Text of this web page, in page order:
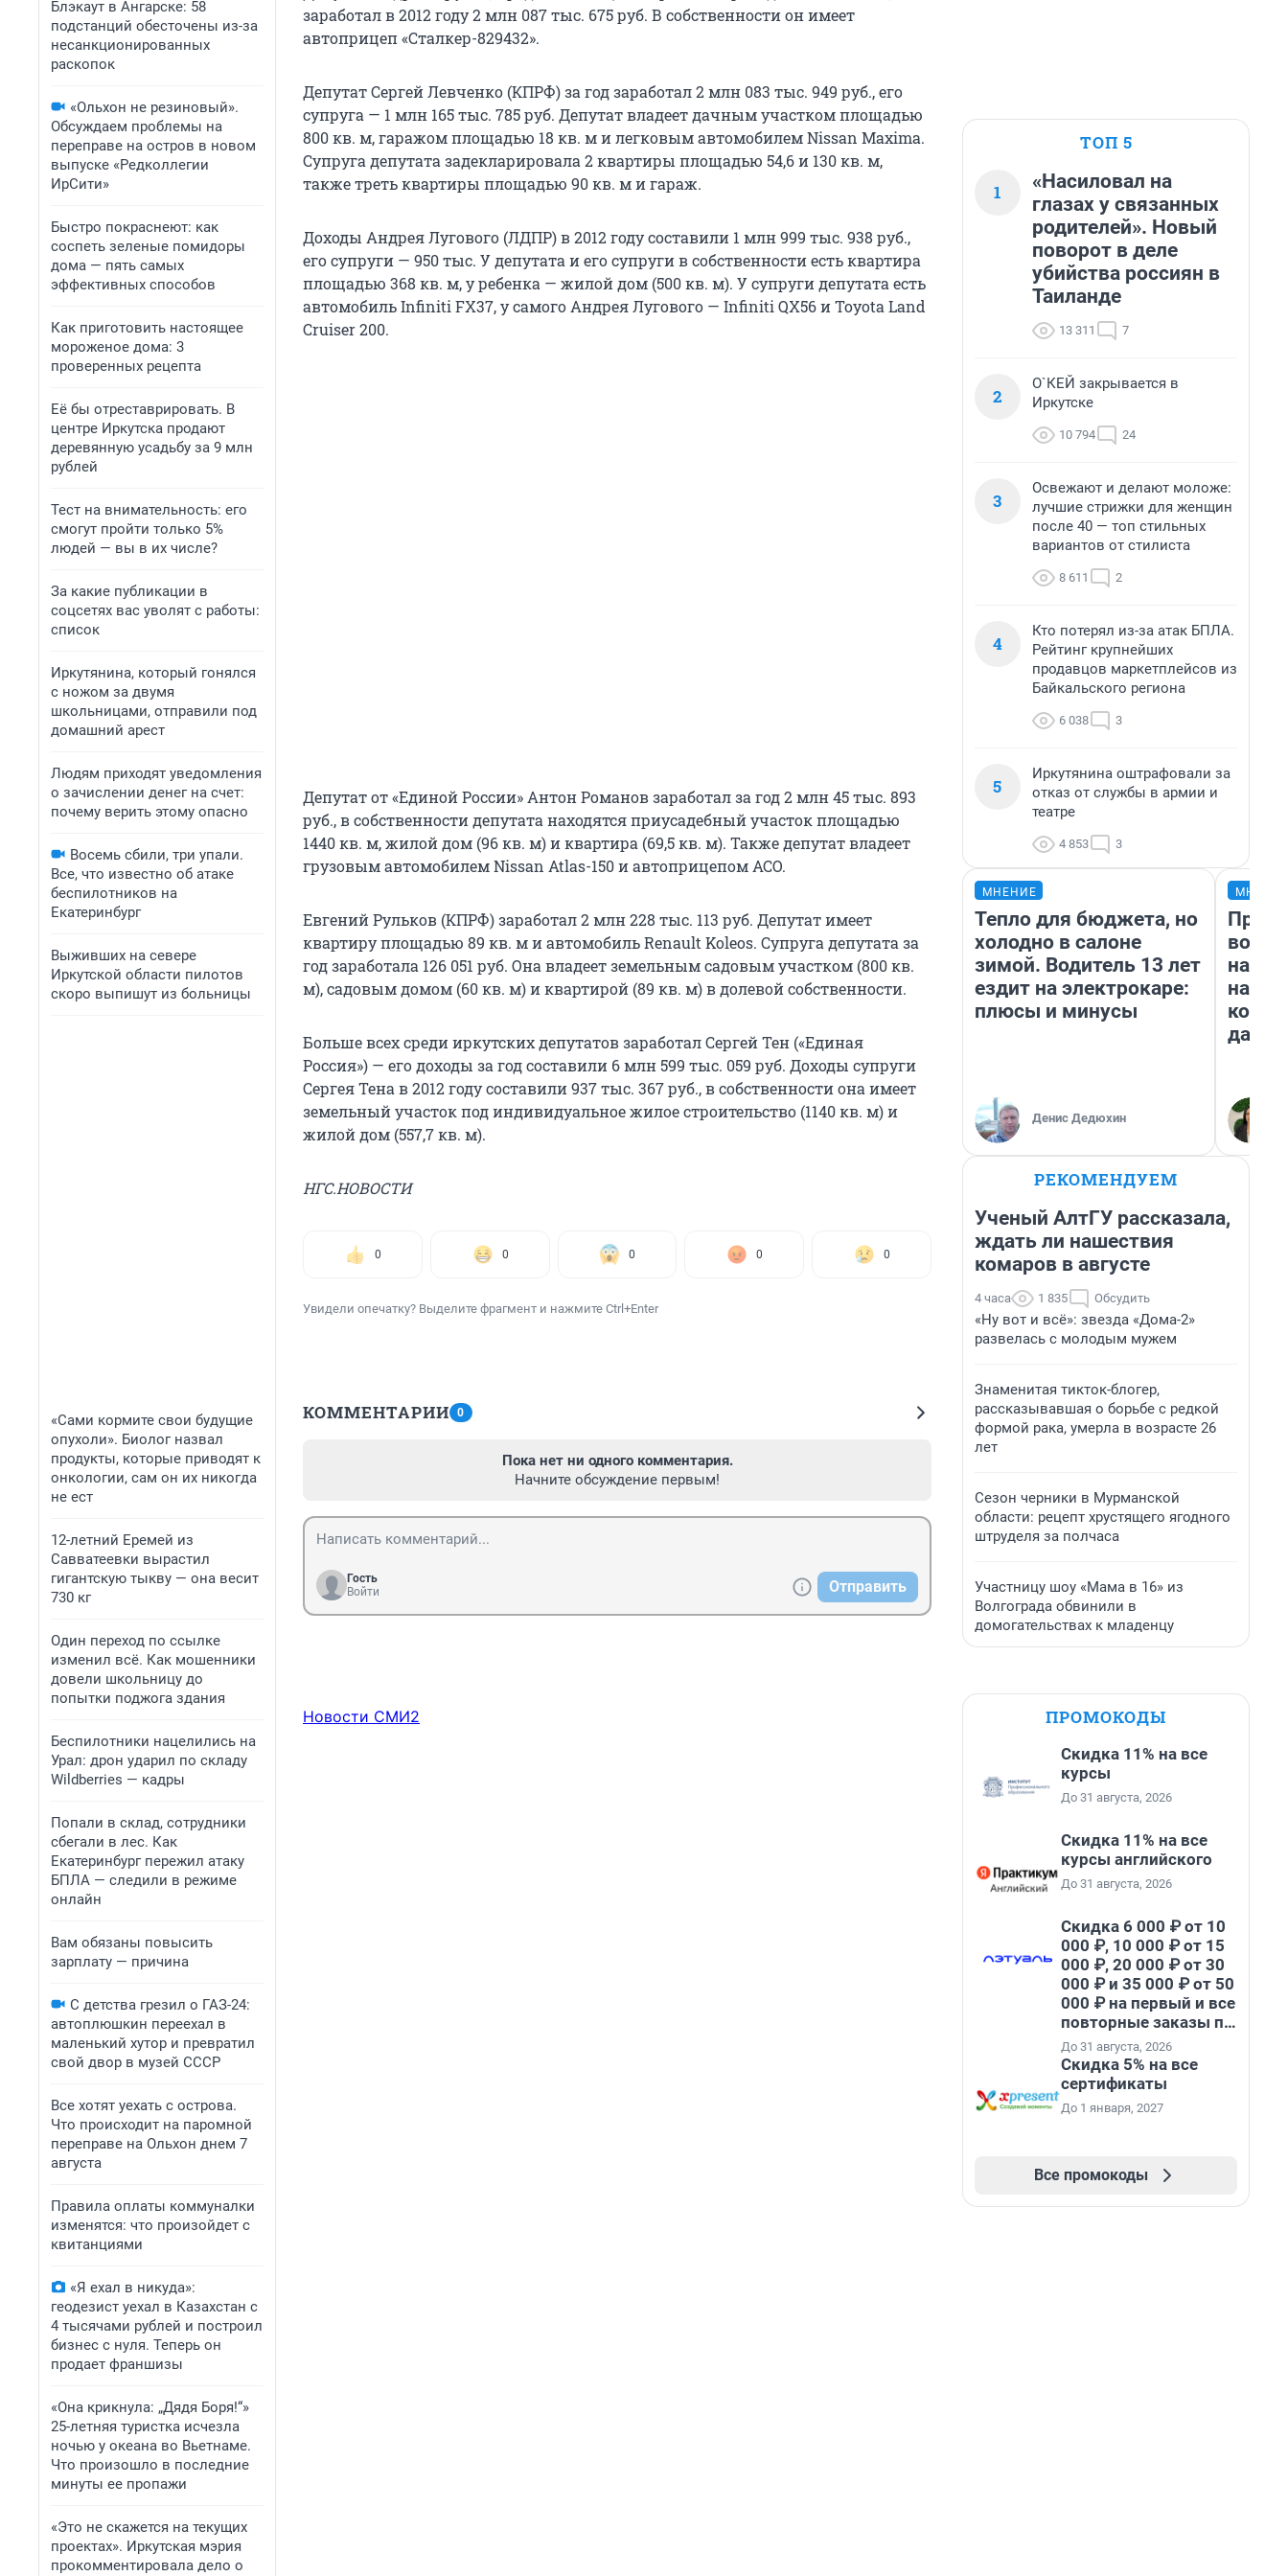
Блэкаут в Ангарске: 58
подстанций обесточены из-за
несанкционированных
раскопок
«Ольхон не резиновый».
Обсуждаем проблемы на
переправе на остров в новом
выпуске «Редколлегии
ИрСити»
Быстро покраснеют: как
соспеть зеленые помидоры
дома — пять самых
эффективных способов
Как приготовить настоящее
мороженое дома: 3
проверенных рецепта
Её бы отреставрировать. В
центре Иркутска продают
деревянную усадьбу за 9 млн
рублей
Тест на внимательность: его
смогут пройти только 5%
людей — вы в их числе?
За какие публикации в
соцсетях вас уволят с работы:
список
Иркутянина, который гонялся
с ножом за двумя
школьницами, отправили под
домашний арест
Людям приходят уведомления
о зачислении денег на счет:
почему верить этому опасно
Восемь сбили, три упали.
Все, что известно об атаке
беспилотников на
Екатеринбург
Выживших на севере
Иркутской области пилотов
скоро выпишут из больницы
«Сами кормите свои будущие
опухоли». Биолог назвал
продукты, которые приводят к
онкологии, сам он их никогда
не ест
12-летний Еремей из
Савватеевки вырастил
гигантскую тыкву — она весит
730 кг
Один переход по ссылке
изменил всё. Как мошенники
довели школьницу до
попытки поджога здания
Беспилотники нацелились на
Урал: дрон ударил по складу
Wildberries — кадры
Попали в склад, сотрудники
сбегали в лес. Как
Екатеринбург пережил атаку
БПЛА — следили в режиме
онлайн
Вам обязаны повысить
зарплату — причина
С детства грезил о ГАЗ-24:
автоплюшкин переехал в
маленький хутор и превратил
свой двор в музей СССР
Все хотят уехать с острова.
Что происходит на паромной
переправе на Ольхон днем 7
августа
Правила оплаты коммуналки
изменятся: что произойдет с
квитанциями
«Я ехал в никуда»:
геодезист уехал в Казахстан с
4 тысячами рублей и построил
бизнес с нуля. Теперь он
продает франшизы
«Она крикнула: „Дядя Боря!“»
25-летняя туристка исчезла
ночью у океана во Вьетнаме.
Что произошло в последние
минуты ее пропажи
«Это не скажется на текущих
проектах». Иркутская мэрия
прокомментировала дело о
заработал в 2012 году 2 млн 087 тыс. 675 руб. В собственности он имеет
автоприцеп «Сталкер-829432».
Депутат Сергей Левченко (КПРФ) за год заработал 2 млн 083 тыс. 949 руб., его
супруга — 1 млн 165 тыс. 785 руб. Депутат владеет дачным участком площадью
800 кв. м, гаражом площадью 18 кв. м и легковым автомобилем Nissan Maxima.
Супруга депутата задекларировала 2 квартиры площадью 54,6 и 130 кв. м,
также треть квартиры площадью 90 кв. м и гараж.
Доходы Андрея Лугового (ЛДПР) в 2012 году составили 1 млн 999 тыс. 938 руб.,
его супруги — 950 тыс. У депутата и его супруги в собственности есть квартира
площадью 368 кв. м, у ребенка — жилой дом (500 кв. м). У супруги депутата есть
автомобиль Infiniti FX37, у самого Андрея Лугового — Infiniti QX56 и Toyota Land
Cruiser 200.
Депутат от «Единой России» Антон Романов заработал за год 2 млн 45 тыс. 893
руб., в собственности депутата находятся приусадебный участок площадью
1440 кв. м, жилой дом (96 кв. м) и квартира (69,5 кв. м). Также депутат владеет
грузовым автомобилем Nissan Atlas-150 и автоприцепом АСО.
Евгений Рульков (КПРФ) заработал 2 млн 228 тыс. 113 руб. Депутат имеет
квартиру площадью 89 кв. м и автомобиль Renault Koleos. Супруга депутата за
год заработала 126 051 руб. Она владеет земельным садовым участком (800 кв.
м), садовым домом (60 кв. м) и квартирой (89 кв. м) в долевой собственности.
Больше всех среди иркутских депутатов заработал Сергей Тен («Единая
Россия») — его доходы за год составили 6 млн 599 тыс. 059 руб. Доходы супруги
Сергея Тена в 2012 году составили 937 тыс. 367 руб., в собственности она имеет
земельный участок под индивидуальное жилое строительство (1140 кв. м) и
жилой дом (557,7 кв. м).
НГС.НОВОСТИ
0 0 0 0 0
Увидели опечатку? Выделите фрагмент и нажмите Ctrl+Enter
КОММЕНТАРИИ 0
Пока нет ни одного комментария.
Начните обсуждение первым!
Гость
Войти
Отправить
Новости СМИ2
ТОП 5
1
«Насиловал на
глазах у связанных
родителей». Новый
поворот в деле
убийства россиян в
Таиланде
13 311 7
2
О`КЕЙ закрывается в
Иркутске
10 794 24
3
Освежают и делают моложе:
лучшие стрижки для женщин
после 40 — топ стильных
вариантов от стилиста
8 611 2
4
Кто потерял из-за атак БПЛА.
Рейтинг крупнейших
продавцов маркетплейсов из
Байкальского региона
6 038 3
5
Иркутянина оштрафовали за
отказ от службы в армии и
театре
4 853 3
МНЕНИЕ
Тепло для бюджета, но
холодно в салоне
зимой. Водитель 13 лет
ездит на электрокаре:
плюсы и минусы
Денис Дедюхин
нам
даже
РЕКОМЕНДУЕМ
Ученый АлтГУ рассказала,
ждать ли нашествия
комаров в августе
4 часа 1 835 Обсудить
«Ну вот и всё»: звезда «Дома-2»
развелась с молодым мужем
Знаменитая тикток-блогер,
рассказывавшая о борьбе с редкой
формой рака, умерла в возрасте 26
лет
Сезон черники в Мурманской
области: рецепт хрустящего ягодного
штруделя за полчаса
Участницу шоу «Мама в 16» из
Волгограда обвинили в
домогательствах к младенцу
ПРОМОКОДЫ
Скидка 11% на все
курсы
До 31 августа, 2026
Скидка 11% на все
курсы английского
До 31 августа, 2026
Скидка 6 000 ₽ от 10
000 ₽, 10 000 ₽ от 15
000 ₽, 20 000 ₽ от 30
000 ₽ и 35 000 ₽ от 50
000 ₽ на первый и все
повторные заказы по
промокоду НАБЕРИ
До 31 августа, 2026
Скидка 5% на все
сертификаты
До 1 января, 2027
Все промокоды